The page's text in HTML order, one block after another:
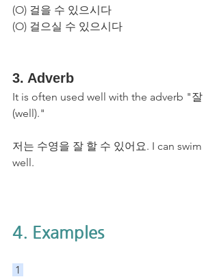
(O) 걸을 수 있으시다
(O) 걸으실 수 있으시다
3. Adverb
It is often used well with the adverb "잘
(well)."
저는 수영을 잘 할 수 있어요. I can swim
well.
4. Examples
1